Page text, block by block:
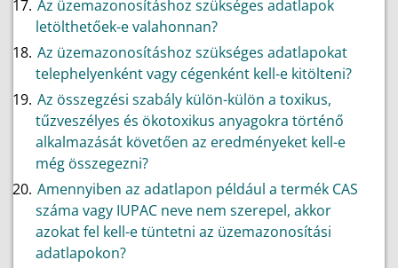
Az üzemazonosításhoz szükséges adatlapok
letölthetőek-e valahonnan?
Az üzemazonosításhoz szükséges adatlapokat
telephelyenként vagy cégenként kell-e kitölteni?
Az összegzési szabály külön-külön a toxikus,
tűzveszélyes és ökotoxikus anyagokra történő
alkalmazását követően az eredményeket kell-e
még összegezni?
Amennyiben az adatlapon például a termék CAS
száma vagy IUPAC neve nem szerepel, akkor
azokat fel kell-e tüntetni az üzemazonosítási
adatlapokon?